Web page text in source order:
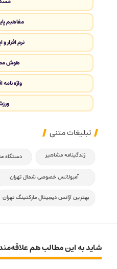
مفاهیم
نرم افزار
هوش
واژه
تبلیغات متنی
زندگینامه مشاهیر دستگاه
آمبولانس خصوصی شمال تهران
بهترین آژانس دیجیتال مارکتینگ تهران
شاید به این مطالب هم